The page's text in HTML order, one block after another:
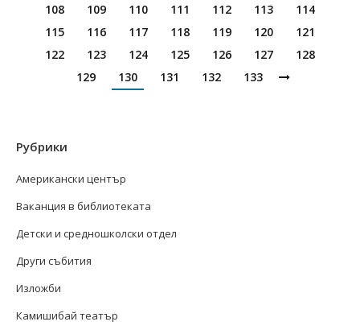
108
109 110 111 112 113
114
115
116 117 118 119 120
121
122
123 124 125 126 127
128
129
130 131 132 133
Рубрики
Американски център
Ваканция в библиотеката
Детски и средношколски отдел
Други събития
Изложби
Камишибай театър